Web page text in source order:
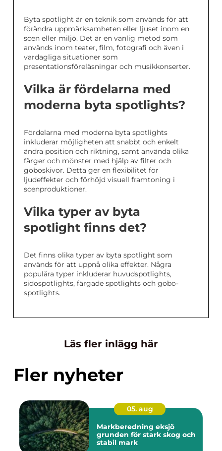
Byta spotlight är en teknik som används för att
förändra uppmärksamheten eller ljuset inom en
scen eller miljö. Det är en vanlig metod som
används inom teater, film, fotografi och även i
vardagliga situationer som
presentationsföreläsningar och musikkonserter.
Vilka är fördelarna med
moderna byta spotlights?
Fördelarna med moderna byta spotlights
inkluderar möjligheten att snabbt och enkelt
ändra position och riktning, samt använda olika
färger och mönster med hjälp av filter och
goboskivor. Detta ger en flexibilitet för
ljudeffekter och förhöjd visuell framtoning i
scenproduktioner.
Vilka typer av byta
spotlight finns det?
Det finns olika typer av byta spotlight som
används för att uppnå olika effekter. Några
populära typer inkluderar huvudspotlights,
sidospotlights, färgade spotlights och gobo-
spotlights.
Läs fler inlägg här
Fler nyheter
05. aug
Markberedning eksjö
grunden för stark skog och
stabil mark